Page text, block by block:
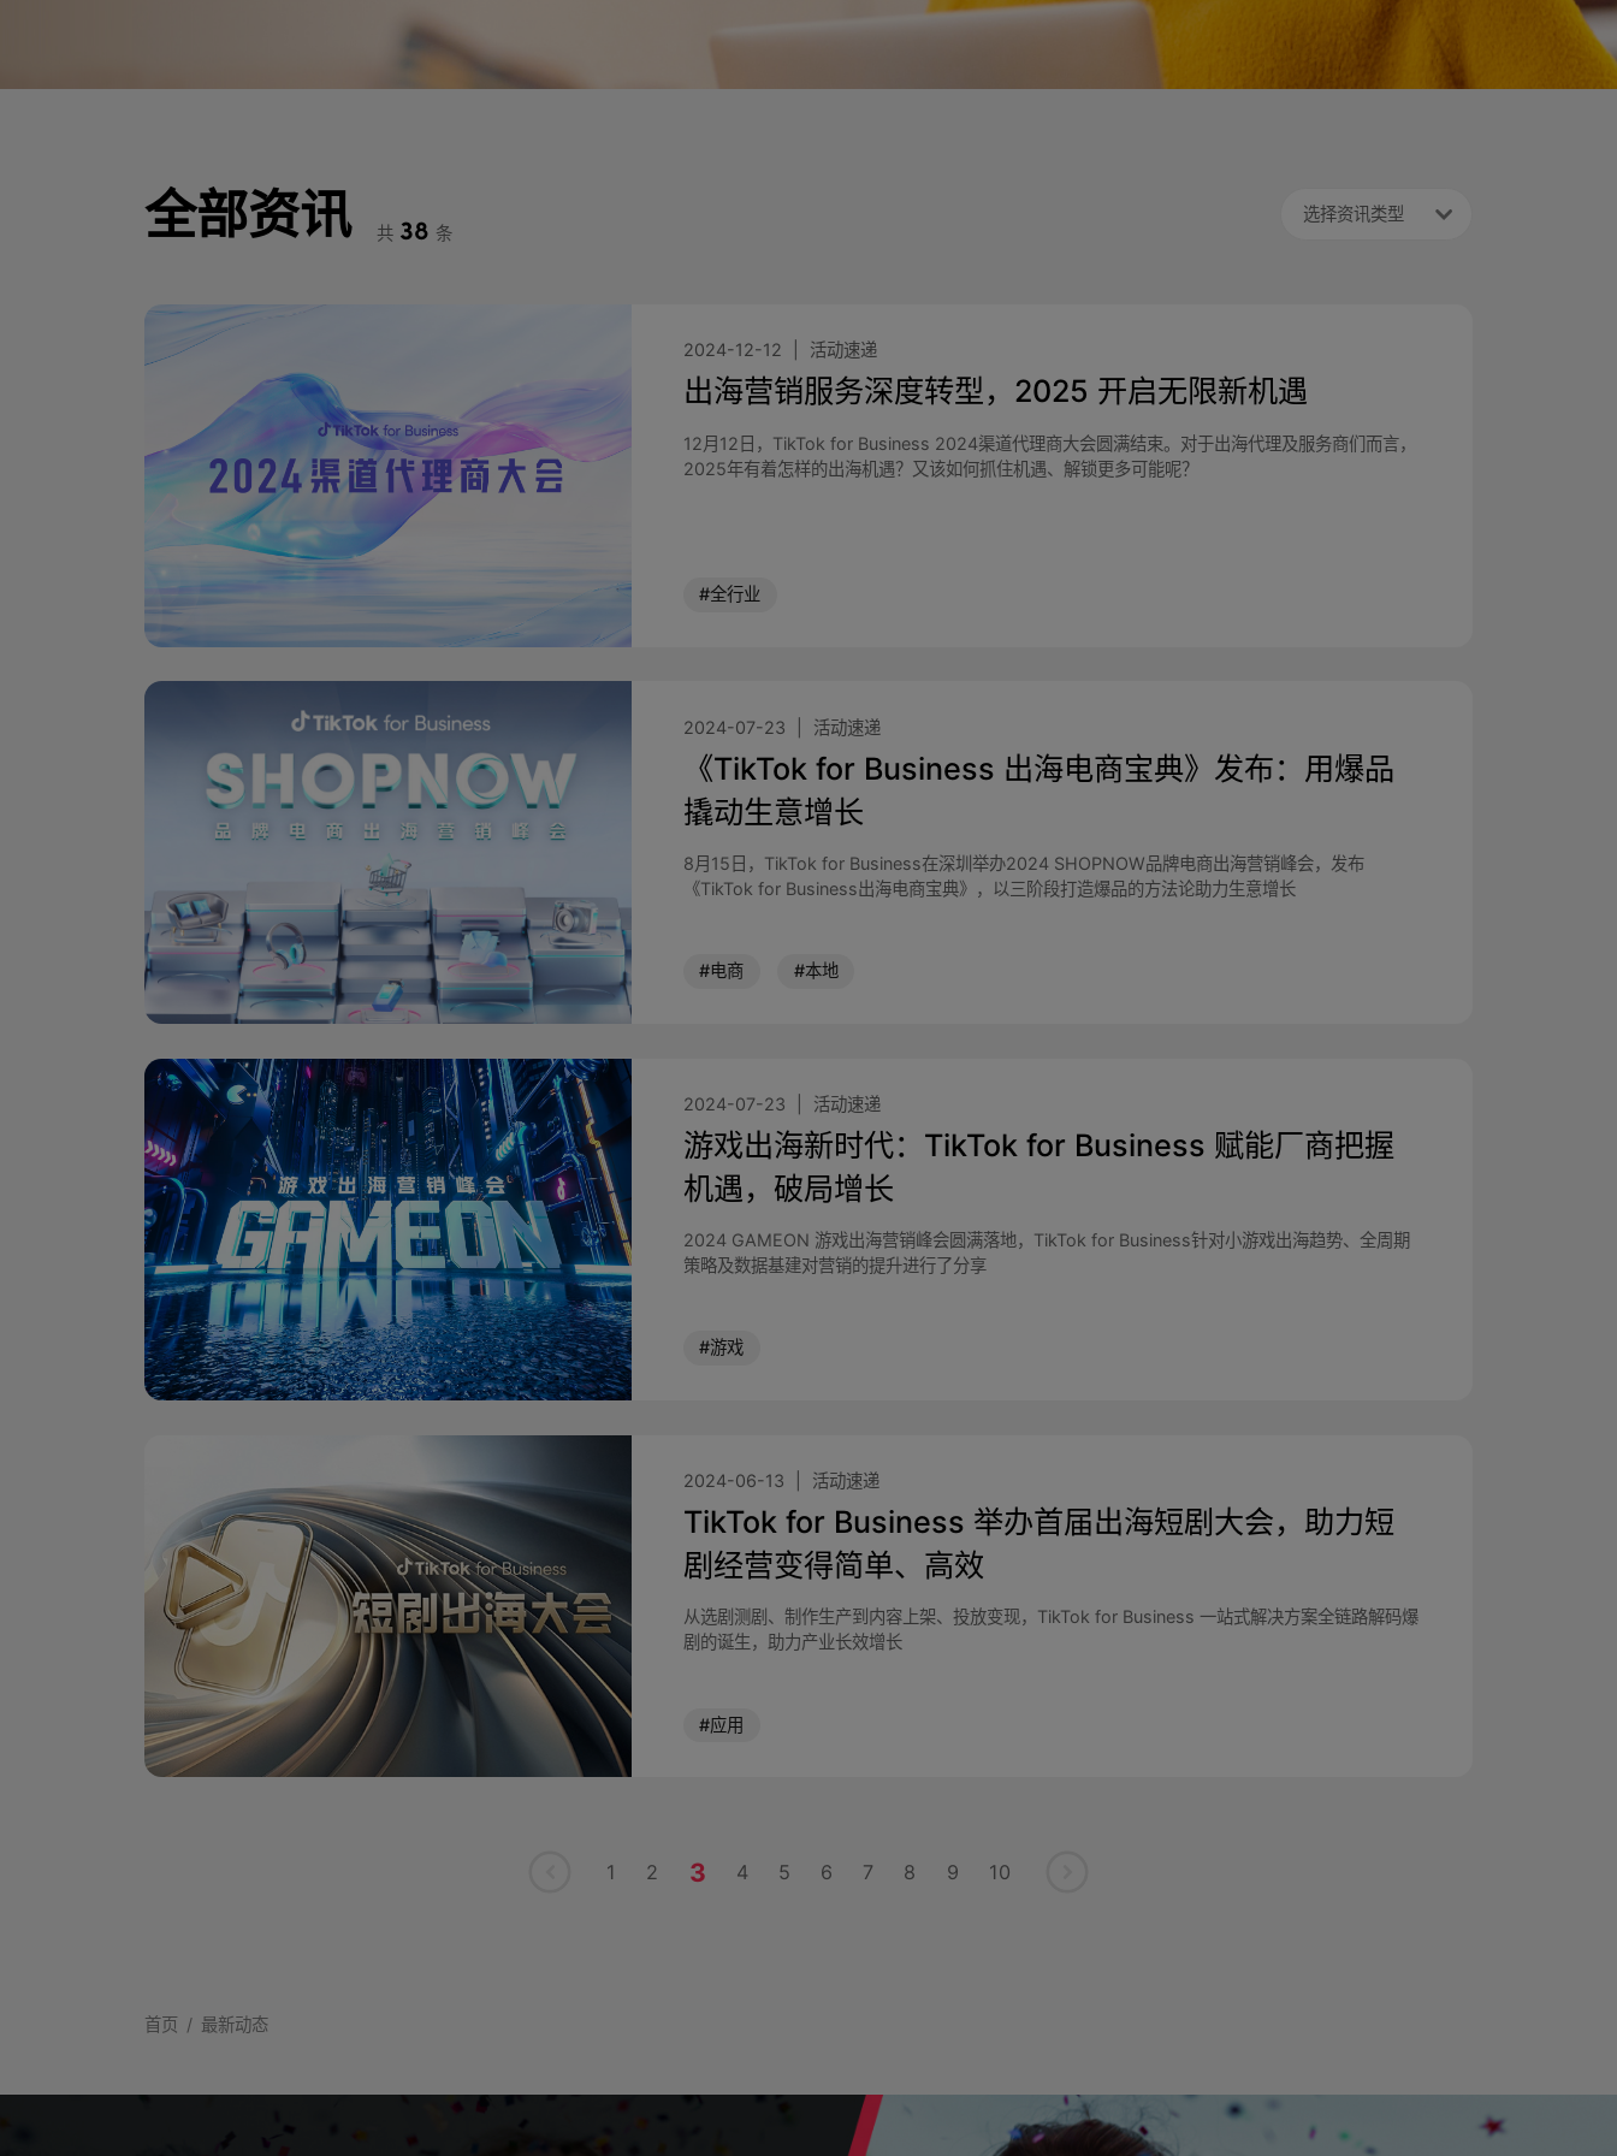
全部资讯 共 38 条
选择资讯类型
2024-12-12 活动速递
出海营销服务深度转型，2025 开启无限新机遇
12月12日，TikTok for Business 2024渠道代理商大会圆满结束。对于出海代理及服务商们而言，
2025年有着怎样的出海机遇？又该如何抓住机遇、解锁更多可能呢？
#全行业
2024-07-23 活动速递
《TikTok for Business 出海电商宝典》发布：用爆品
撬动生意增长
8月15日，TikTok for Business在深圳举办2024 SHOPNOW品牌电商出海营销峰会，发布
《TikTok for Business出海电商宝典》，以三阶段打造爆品的方法论助力生意增长
#电商 #本地
2024-07-23 活动速递
游戏出海新时代：TikTok for Business 赋能厂商把握
机遇，破局增长
2024 GAMEON 游戏出海营销峰会圆满落地，TikTok for Business针对小游戏出海趋势、全周期
策略及数据基建对营销的提升进行了分享
#游戏
2024-06-13 活动速递
TikTok for Business 举办首届出海短剧大会，助力短
剧经营变得简单、高效
从选剧测剧、制作生产到内容上架、投放变现，TikTok for Business 一站式解决方案全链路解码爆
剧的诞生，助力产业长效增长
#应用
1 2 3 4 5 6 7 8 9 10
首页 最新动态